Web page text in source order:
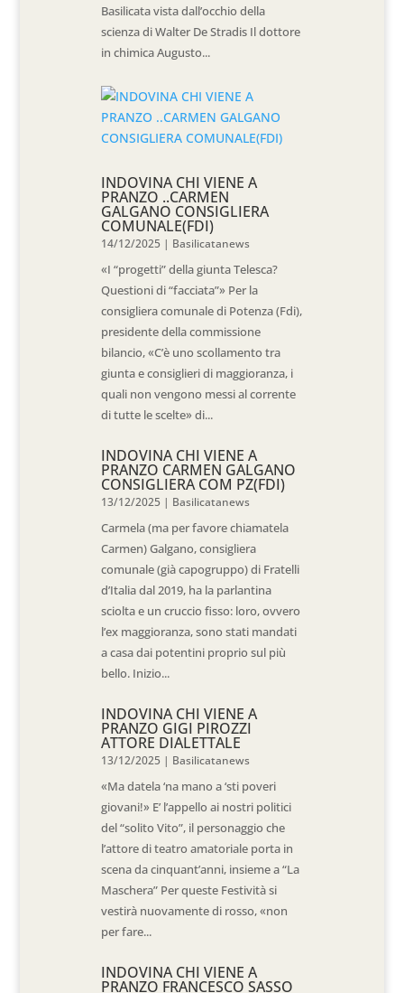
Basilicata vista dall’occhio della
scienza di Walter De Stradis Il dottore
in chimica Augusto...
INDOVINA CHI VIENE A
PRANZO ..CARMEN
GALGANO CONSIGLIERA
COMUNALE(FDI)
14/12/2025 | Basilicatanews
«I “progetti” della giunta Telesca?
Questioni di “facciata”» Per la
consigliera comunale di Potenza (Fdi),
presidente della commissione
bilancio, «C’è uno scollamento tra
giunta e consiglieri di maggioranza, i
quali non vengono messi al corrente
di tutte le scelte» di...
INDOVINA CHI VIENE A
PRANZO CARMEN GALGANO
CONSIGLIERA COM PZ(FDI)
13/12/2025 | Basilicatanews
Carmela (ma per favore chiamatela
Carmen) Galgano, consigliera
comunale (già capogruppo) di Fratelli
d’Italia dal 2019, ha la parlantina
sciolta e un cruccio fisso: loro, ovvero
l’ex maggioranza, sono stati mandati
a casa dai potentini proprio sul più
bello. Inizio...
INDOVINA CHI VIENE A
PRANZO GIGI PIROZZI
ATTORE DIALETTALE
13/12/2025 | Basilicatanews
«Ma datela ‘na mano a ‘sti poveri
giovani!» E’ l’appello ai nostri politici
del “solito Vito”, il personaggio che
l’attore di teatro amatoriale porta in
scena da cinquant’anni, insieme a “La
Maschera” Per queste Festività si
vestirà nuovamente di rosso, «non
per fare...
INDOVINA CHI VIENE A
PRANZO FRANCESCO SASSO